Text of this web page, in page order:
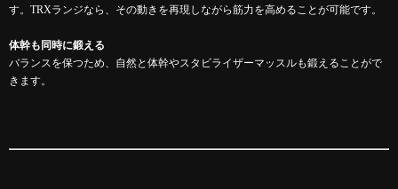
す。TRXランジなら、その動きを再現しながら筋力を高めることが可能です。
体幹も同時に鍛える
バランスを保つため、自然と体幹やスタビライザーマッスルも鍛えることがで
きます。